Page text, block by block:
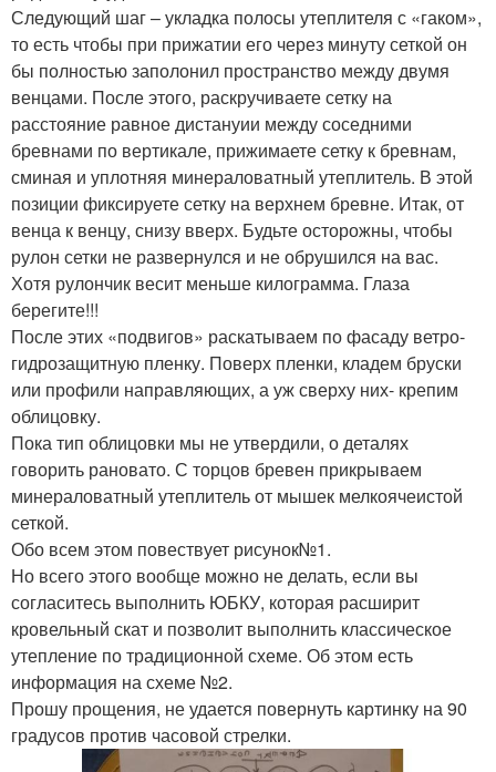
Следующий шаг – укладка полосы утеплителя с «гаком»,
то есть чтобы при прижатии его через минуту сеткой он
бы полностью заполонил пространство между двумя
венцами. После этого, раскручиваете сетку на
расстояние равное дистануии между соседними
бревнами по вертикале, прижимаете сетку к бревнам,
сминая и уплотняя минераловатный утеплитель. В этой
позиции фиксируете сетку на верхнем бревне. Итак, от
венца к венцу, снизу вверх. Будьте осторожны, чтобы
рулон сетки не развернулся и не обрушился на вас.
Хотя рулончик весит меньше килограмма. Глаза
берегите!!!
После этих «подвигов» раскатываем по фасаду ветро-
гидрозащитную пленку. Поверх пленки, кладем бруски
или профили направляющих, а уж сверху них- крепим
облицовку.
Пока тип облицовки мы не утвердили, о деталях
говорить рановато. С торцов бревен прикрываем
минераловатный утеплитель от мышек мелкоячеистой
сеткой.
Обо всем этом повествует рисунок№1.
Но всего этого вообще можно не делать, если вы
согласитесь выполнить ЮБКУ, которая расширит
кровельный скат и позволит выполнить классическое
утепление по традиционной схеме. Об этом есть
информация на схеме №2.
Прошу прощения, не удается повернуть картинку на 90
градусов против часовой стрелки.